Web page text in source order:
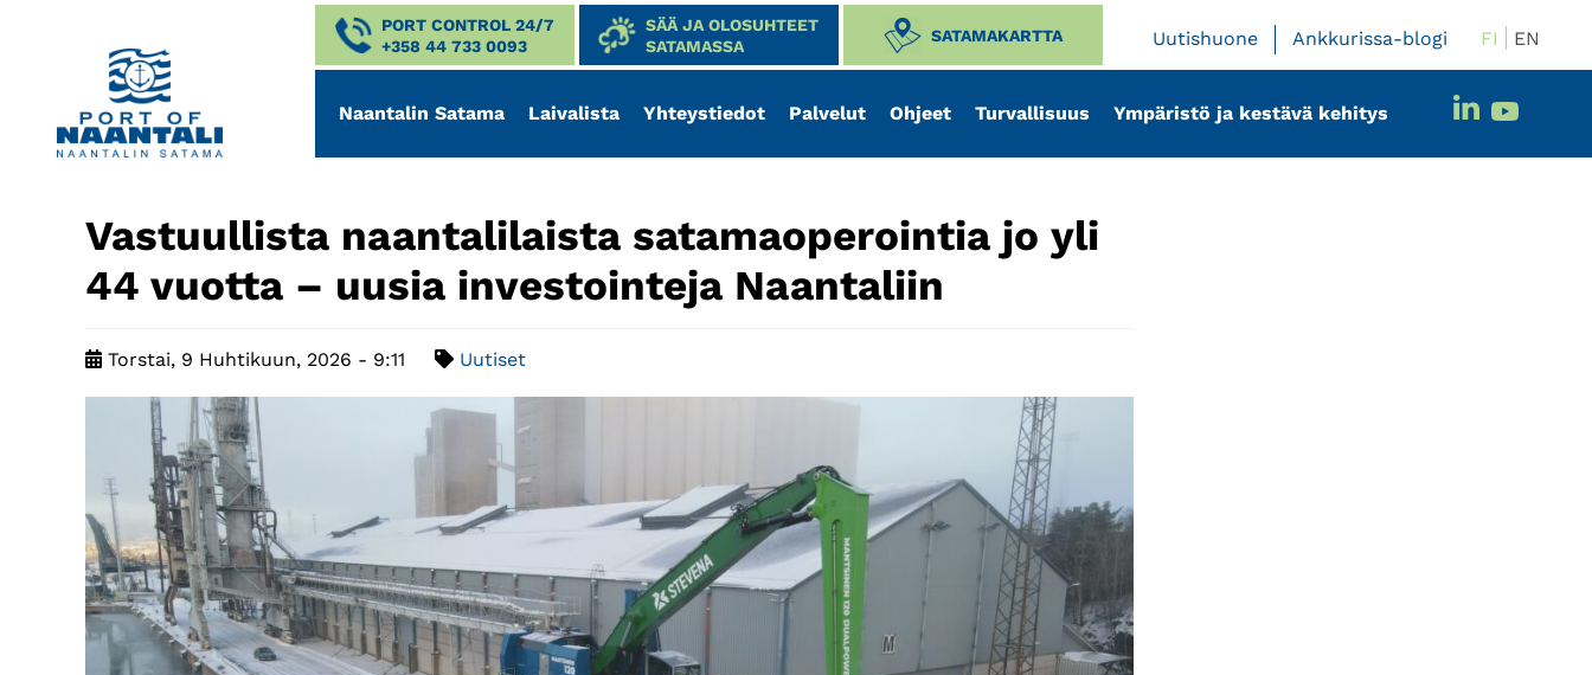
PORT CONTROL 24/7
+358 44 733 0093
SÄÄ JA OLOSUHTEET
SATAMASSA
SATAMAKARTTA Uutishuone Ankkurissa-blogi FI EN
Naantalin Satama Laivalista Yhteystiedot Palvelut Ohjeet Turvallisuus Ympäristö ja kestävä kehitys
Vastuullista naantalilaista satamaoperointia jo yli
44 vuotta – uusia investointeja Naantaliin
Torstai, 9 Huhtikuun, 2026 - 9:11 Uutiset